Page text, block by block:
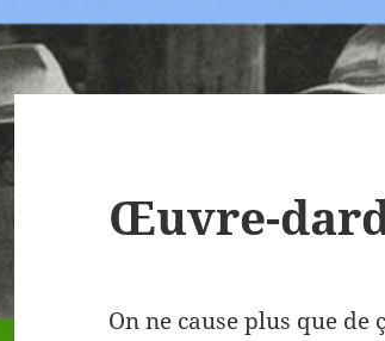
Œuvre-
On ne cause plus que de